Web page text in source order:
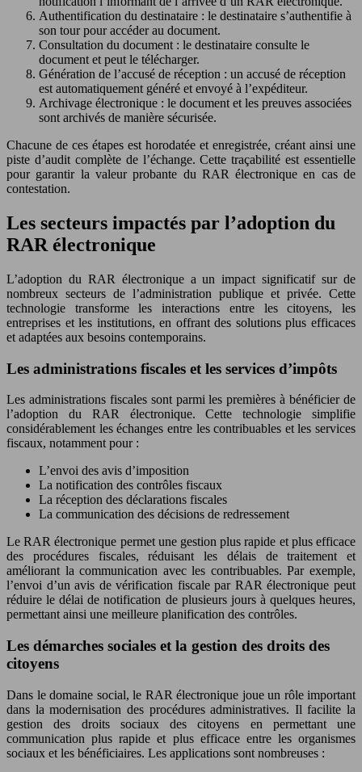
Authentification du destinataire : le destinataire s’authentifie à
son tour pour accéder au document.
Consultation du document : le destinataire consulte le
document et peut le télécharger.
Génération de l’accusé de réception : un accusé de réception
est automatiquement généré et envoyé à l’expéditeur.
Archivage électronique : le document et les preuves associées
sont archivés de manière sécurisée.
Chacune de ces étapes est horodatée et enregistrée, créant ainsi une
piste d’audit complète de l’échange. Cette traçabilité est essentielle
pour garantir la valeur probante du RAR électronique en cas de
contestation.
Les secteurs impactés par l’adoption du
RAR électronique
L’adoption du RAR électronique a un impact significatif sur de
nombreux secteurs de l’administration publique et privée. Cette
technologie transforme les interactions entre les citoyens, les
entreprises et les institutions, en offrant des solutions plus efficaces
et adaptées aux besoins contemporains.
Les administrations fiscales et les services d’impôts
Les administrations fiscales sont parmi les premières à bénéficier de
l’adoption du RAR électronique. Cette technologie simplifie
considérablement les échanges entre les contribuables et les services
fiscaux, notamment pour :
L’envoi des avis d’imposition
La notification des contrôles fiscaux
La réception des déclarations fiscales
La communication des décisions de redressement
Le RAR électronique permet une gestion plus rapide et plus efficace
des procédures fiscales, réduisant les délais de traitement et
améliorant la communication avec les contribuables. Par exemple,
l’envoi d’un avis de vérification fiscale par RAR électronique peut
réduire le délai de notification de plusieurs jours à quelques heures,
permettant ainsi une meilleure planification des contrôles.
Les démarches sociales et la gestion des droits des
citoyens
Dans le domaine social, le RAR électronique joue un rôle important
dans la modernisation des procédures administratives. Il facilite la
gestion des droits sociaux des citoyens en permettant une
communication plus rapide et plus efficace entre les organismes
sociaux et les bénéficiaires. Les applications sont nombreuses :